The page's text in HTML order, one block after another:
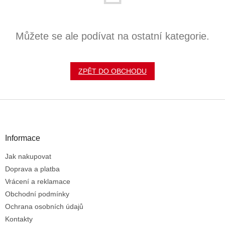
Můžete se ale podívat na ostatní kategorie.
ZPĚT DO OBCHODU
Informace
Jak nakupovat
Doprava a platba
Vrácení a reklamace
Obchodní podmínky
Ochrana osobních údajů
Kontakty